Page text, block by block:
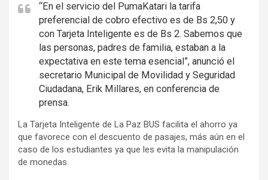
“En el servicio del PumaKatari la tarifa
preferencial de cobro efectivo es de Bs 2,50 y
con Tarjeta Inteligente es de Bs 2. Sabemos que
las personas, padres de familia, estaban a la
expectativa en este tema esencial”, anunció el
secretario Municipal de Movilidad y Seguridad
Ciudadana, Erik Millares, en conferencia de
prensa.
La Tarjeta Inteligente de La Paz BUS facilita el ahorro ya
que favorece con el descuento de pasajes, más aún en el
caso de los estudiantes ya que les evita la manipulación
de monedas.